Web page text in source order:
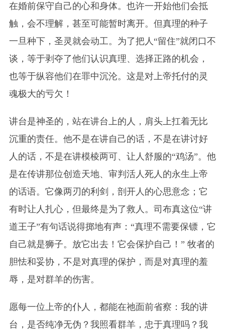
在婚前保守自己的心和身体。也许一开始他们会抵
触，会不理解，甚至可能暂时离开。但真理的种子
一旦种下，圣灵就会动工。为了把人“留住”就闭口不
谈，等于剥夺了他们认识真理、选择正路的机会，
也等于纵容他们在罪中沉沦。这是对上帝托付的灵
魂极大的亏欠！
讲台是神圣的，站在讲台上的人，肩头上扛着无比
沉重的责任。他不是在讲自己的话，不是在讲讨好
人的话，不是在讲模棱两可、让人舒服的“鸡汤”。他
是在传讲那位创造天地、审判活人死人的永生上帝
的话语。它像两刃的利剑，剖开人的心思意念；它
有时让人扎心，但最终是为了救人。司布真这位“讲
道王子”有句话说得掷地有声：“真理不需要保镖，它
自己就是狮子。放它出去！它会保护自己！” 牧者的
胆怯和妥协，不是对真理的保护，而是对真理的羞
辱，是对群羊的伤害。
愿每一位上帝的仆人，都能在祂面前省察：我的讲
台，是否纯净无伪？我照看群羊，忠于真理吗？我